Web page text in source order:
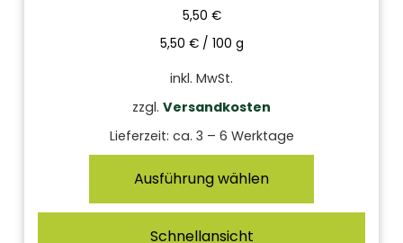
5,50 €
5,50 €/ 100 g
inkl. MwSt.
zzgl. Versandkosten
Lieferzeit: ca. 3 – 6 Werktage
Ausführung wählen
Schnellansicht